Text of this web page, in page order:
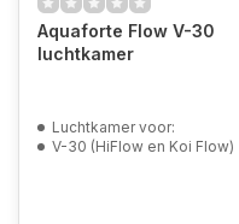
Aquaforte Flow V-30
luchtkamer
Luchtkamer voor:
V-30 (HiFlow en Koi Flow)